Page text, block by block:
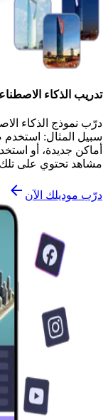
تدريب الذكاء
درّب نموذج الذكاء
سبيل المثال:
أماكن جديدة، أو
مشاهد تحتوي على تلك
درّب موديلك الآن